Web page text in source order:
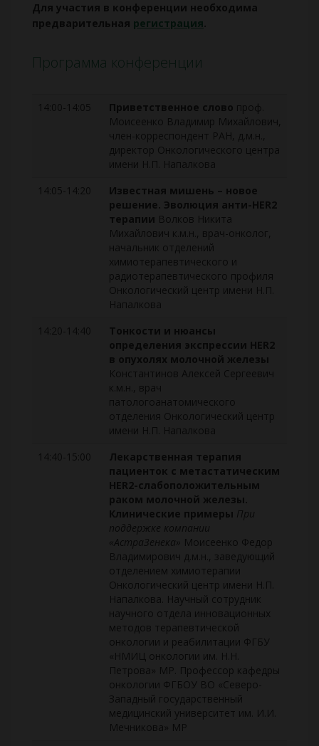
Для участия в конференции необходима
предварительная регистрация.
Программа конференции
14:00-14:05 Приветственное слово проф.
Моисеенко Владимир Михайлович,
член-корреспондент РАН, д.м.н.,
директор Онкологического центра
имени Н.П. Напалкова
14:05-14:20
Известная мишень – новое
решение. Эволюция анти-HER2
терапии Волков Никита
Михайлович к.м.н., врач-онколог,
начальник отделений
химиотерапевтического и
радиотерапевтического профиля
Онкологический центр имени Н.П.
Напалкова
14:20-14:40
Тонкости и нюансы
определения экспрессии HER2
в опухолях молочной железы
Константинов Алексей Сергеевич
к.м.н., врач
патологоанатомического
отделения Онкологический центр
имени Н.П. Напалкова
14:40-15:00
Лекарственная терапия
пациенток с метастатическим
HER2-слабоположительным
раком молочной железы.
Клинические примеры При
поддержке компании
«АстраЗенека» Моисеенко Федор
Владимирович д.м.н., заведующий
отделением химиотерапии
Онкологический центр имени Н.П.
Напалкова. Научный сотрудник
научного отдела инновационных
методов терапевтической
онкологии и реабилитации ФГБУ
«НМИЦ онкологии им. Н.Н.
Петрова» МР. Профессор кафедры
онкологии ФГБОУ ВО «Северо-
Западный государственный
медицинский университет им. И.И.
Мечникова» МР